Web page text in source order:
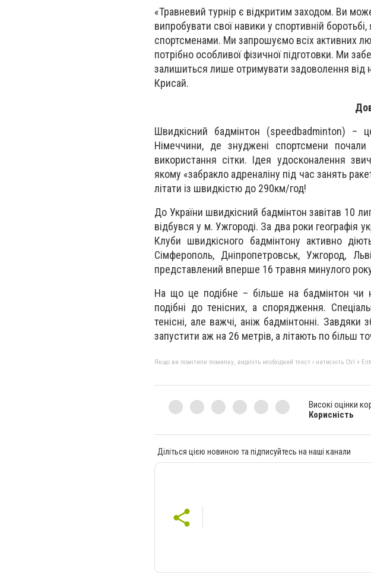
«Травневий турнір є відкритим заходом. Ви
випробувати свої навики у спортивній
спортсменами. Ми запрошуємо всіх активних
потрібно особливої фізичної підготовки. Ми
залишиться лише отримувати задоволення від
Крисай.
Швидкісний бадмінтон (speedbadminton)
Німеччини, де знуджені спортсмени
використання сітки. Ідея удосконалення
якому «забракло адреналіну під час занять
літати із швидкістю до 290км/год!
До України швидкісний бадмінтон завітав 10
відбувся у м. Ужгороді. За два роки географія
Клуби швидкісного бадмінтону активно
Сімферополь, Дніпропетровськ, Ужгород,
представлений вперше 16 травня минулого
На що це подібне – більше на бадмінтон чи
подібні до тенісних, а спорядження.
тенісні, але важчі, аніж бадмінтонні. Завдяки
запустити аж на 26 метрів, а літають по більш
Якщо ви помітили помилку, виділіть необхідний текст і натисніть Ctrl +
Високі оцінки
Корисність
Діліться цією новиною та підписуйтесь на наші канали